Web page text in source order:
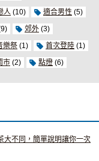
人 (10) 適合男性 (5)
郊外 (3)
樂祭 (1) 首次登陸 (1)
市 (2) 點燈 (6)
大不同，簡單說明讓你一次